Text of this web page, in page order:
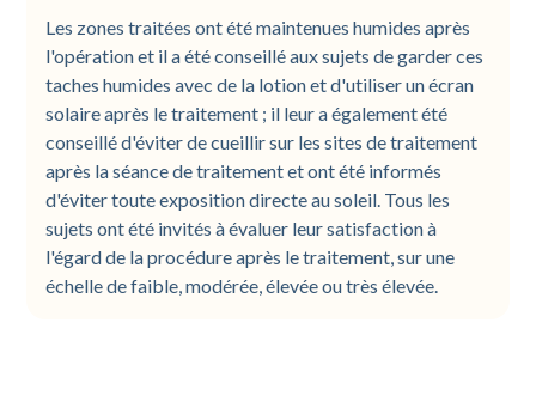
Les zones traitées ont été maintenues humides après
l'opération et il a été conseillé aux sujets de garder ces
taches humides avec de la lotion et d'utiliser un écran
solaire après le traitement ; il leur a également été
conseillé d'éviter de cueillir sur les sites de traitement
après la séance de traitement et ont été informés
d'éviter toute exposition directe au soleil. Tous les
sujets ont été invités à évaluer leur satisfaction à
l'égard de la procédure après le traitement, sur une
échelle de faible, modérée, élevée ou très élevée.